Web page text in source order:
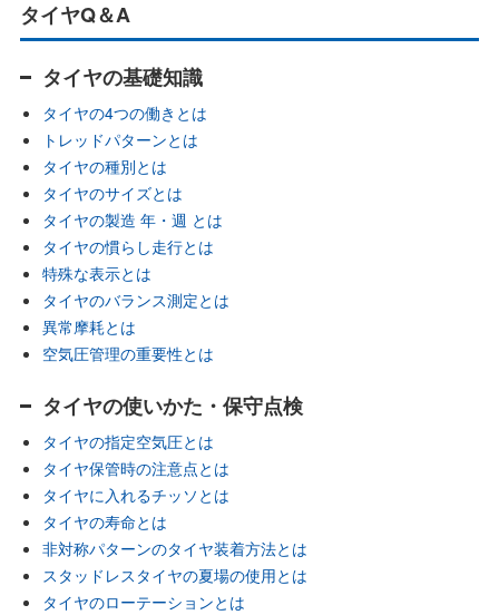
タイヤQ＆A
タイヤの基礎知識
タイヤの4つの働きとは
トレッドパターンとは
タイヤの種別とは
タイヤのサイズとは
タイヤの製造 年・週 とは
タイヤの慣らし走行とは
特殊な表示とは
タイヤのバランス測定とは
異常摩耗とは
空気圧管理の重要性とは
タイヤの使いかた・保守点検
タイヤの指定空気圧とは
タイヤ保管時の注意点とは
タイヤに入れるチッソとは
タイヤの寿命とは
非対称パターンのタイヤ装着方法とは
スタッドレスタイヤの夏場の使用とは
タイヤのローテーションとは